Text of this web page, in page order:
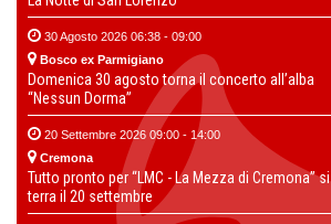
30 Agosto 2026 06:38 - 09:00
Bosco ex Parmigiano
Domenica 30 agosto torna il concerto all’alba
“Nessun Dorma”
20 Settembre 2026 09:00 - 14:00
Cremona
Tutto pronto per “LMC - La Mezza di Cremona” si
terra il 20 settembre